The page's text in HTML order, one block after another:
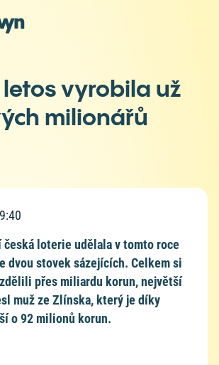
vyrobila už
milionářů
loterie udělala v tomto roce
dvou stovek sázejících. Celkem si
přes miliardu korun, největší
muž ze Zlínska, který je díky
o 92 milionů korun.